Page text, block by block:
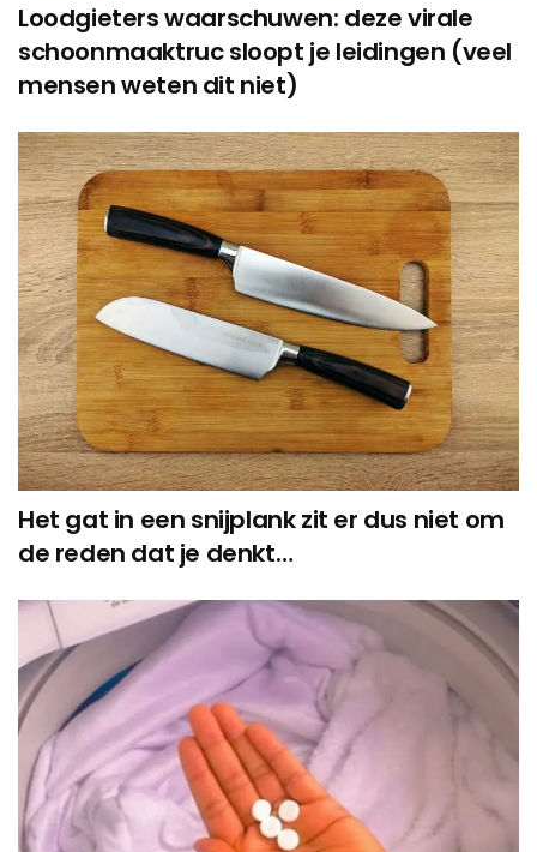
Loodgieters waarschuwen: deze virale
schoonmaaktruc sloopt je leidingen (veel
mensen weten dit niet)
Het gat in een snijplank zit er dus niet om
de reden dat je denkt…